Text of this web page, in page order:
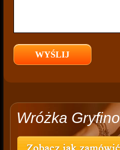
Wróżka Gryfino